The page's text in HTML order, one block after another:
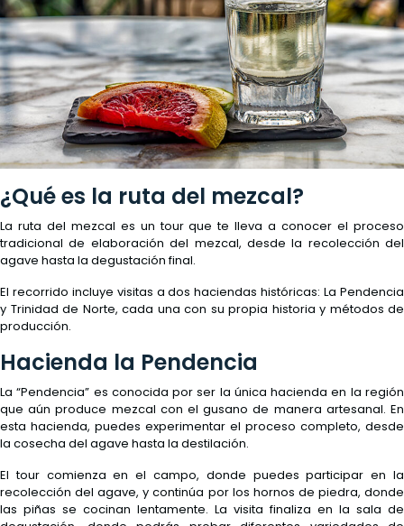
¿Qué es la ruta del mezcal?
La ruta del mezcal es un tour que te lleva a conocer el proceso
tradicional de elaboración del mezcal, desde la recolección del
agave hasta la degustación final.
El recorrido incluye visitas a dos haciendas históricas: La Pendencia
y Trinidad de Norte, cada una con su propia historia y métodos de
producción.
Hacienda la Pendencia
La “Pendencia” es conocida por ser la única hacienda en la región
que aún produce mezcal con el gusano de manera artesanal. En
esta hacienda, puedes experimentar el proceso completo, desde
la cosecha del agave hasta la destilación.
El tour comienza en el campo, donde puedes participar en la
recolección del agave, y continúa por los hornos de piedra, donde
las piñas se cocinan lentamente. La visita finaliza en la sala de